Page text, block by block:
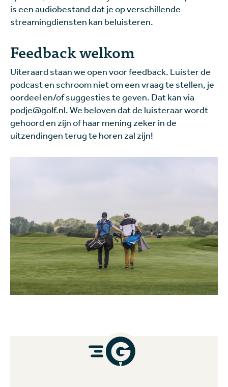
is een audiobestand dat je op verschillende
streamingdiensten kan beluisteren.
Feedback welkom
Uiteraard staan we open voor feedback. Luister de
podcast en schroom niet om een vraag te stellen, je
oordeel en/of suggesties te geven. Dat kan via
podje@golf.nl. We beloven dat de luisteraar wordt
gehoord en zijn of haar mening zeker in de
uitzendingen terug te horen zal zijn!